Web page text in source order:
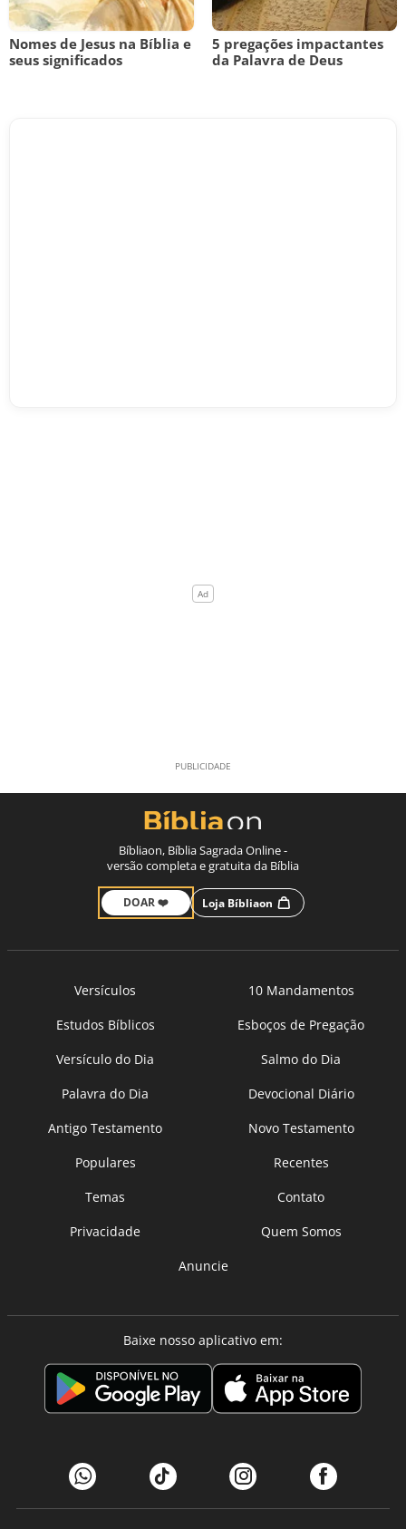
Nomes de Jesus na Bíblia e
seus significados
5 pregações impactantes
da Palavra de Deus
Bíbliaon, Bíblia Sagrada Online -
versão completa e gratuita da Bíblia
DOAR ❤️ Loja Bíbliaon
Versículos
10 Mandamentos
Estudos Bíblicos
Esboços de Pregação
Versículo do Dia
Salmo do Dia
Palavra do Dia
Devocional Diário
Antigo Testamento
Novo Testamento
Populares
Recentes
Temas
Contato
Privacidade
Quem Somos
Anuncie
Baixe nosso aplicativo em: